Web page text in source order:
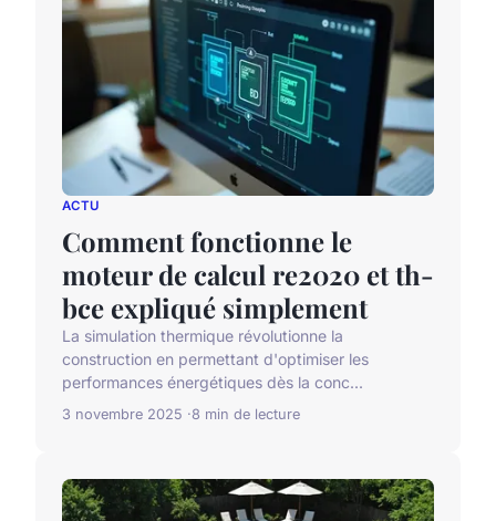
ACTU
Comment fonctionne le
moteur de calcul re2020 et th-
bce expliqué simplement
La simulation thermique révolutionne la
construction en permettant d'optimiser les
performances énergétiques dès la conc...
3 novembre 2025 8 min de lecture